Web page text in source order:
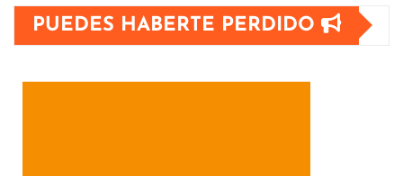
PUEDES HABERTE PERDIDO